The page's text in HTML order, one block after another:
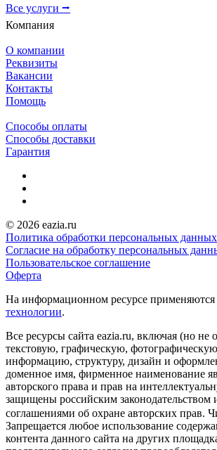
Все услуги ⭢
Компания
О компании
Реквизиты
Вакансии
Контакты
Помощь
Способы оплаты
Способы доставки
Гарантия
© 2026 eazia.ru
Политика обработки персональных данных
Согласие на обработку персональных
Пользовательское соглашение
Оферта
На информационном ресурсе применяются
технологии.
Все ресурсы сайта eazia.ru, включая (но не
текстовую, графическую,
информацию, структуру, дизайн и
доменное имя, фирменное наименование
авторского права и прав на
защищены российским
соглашениями об охране авторских прав.
Запрещается любое использование
контента данного сайта на других